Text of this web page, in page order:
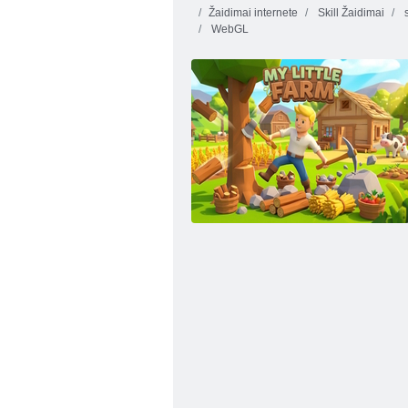
riteris
milijardierius 2
Žaidimai internete Skill Žaidimai
WebGL